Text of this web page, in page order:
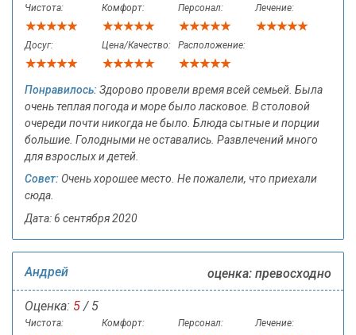
Чистота: Комфорт: Персонал: Лечение:
Досуг: Цена/Качество: Расположение:
Понравилось: Здорово провели время всей семьей. Была
очень теплая погода и море было ласковое. В столовой
очереди почти никогда не было. Блюда сытные и порции
большие. Голодными не оставались. Развлечений много
для взрослых и детей.
Совет: Очень хорошее место. Не пожалели, что приехали
сюда.
Дата: 6 сентября 2020
Андрей оценка: превосходно
Оценка: 5 / 5
Чистота: Комфорт: Персонал: Лечение: